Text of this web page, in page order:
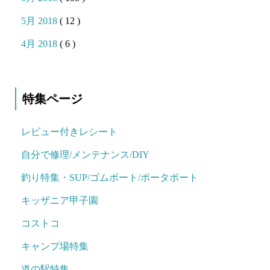
5月 2018( 12 )
4月 2018( 6 )
特集ページ
レビュー付きレシート
自分で修理/メンテナンス/DIY
釣り特集・SUP/ゴムボート/ポータボート
キッザニア甲子園
コストコ
キャンプ場特集